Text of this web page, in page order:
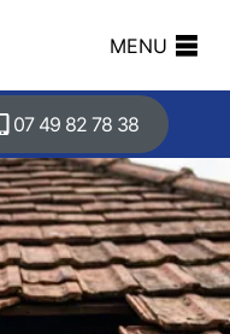
MENU
07 49 82 78 38